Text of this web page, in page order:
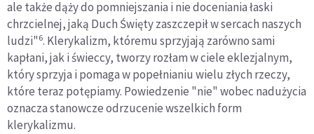
ale także dąży do pomniejszania i nie doceniania łaski
chrzcielnej, jaką Duch Święty zaszczepił w sercach naszych
ludzi"6. Klerykalizm, któremu sprzyjają zarówno sami
kapłani, jak i świeccy, tworzy rozłam w ciele eklezjalnym,
który sprzyja i pomaga w popełnianiu wielu złych rzeczy,
które teraz potępiamy. Powiedzenie "nie" wobec nadużycia
oznacza stanowcze odrzucenie wszelkich form
klerykalizmu.